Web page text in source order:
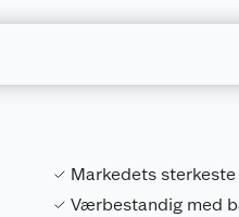
Markedets
Værbestandig med